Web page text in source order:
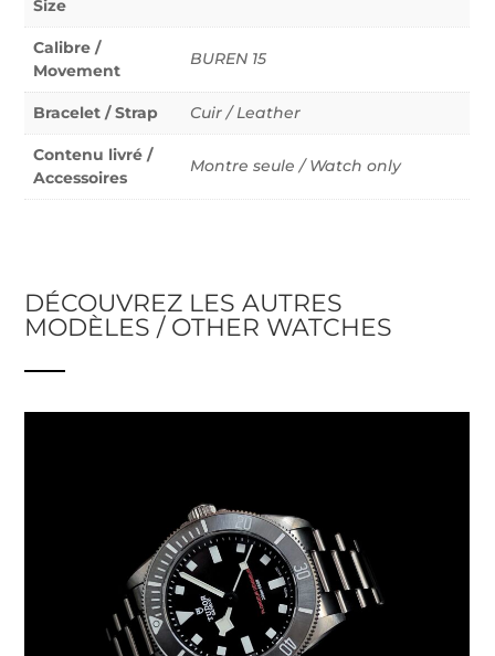
Size
Calibre /
Movement
BUREN 15
Bracelet / Strap Cuir / Leather
Contenu livré /
Accessoires
Montre seule / Watch only
DÉCOUVREZ LES AUTRES
MODÈLES / OTHER WATCHES